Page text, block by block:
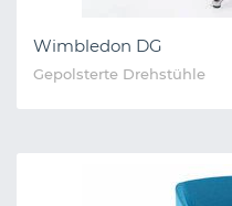
Wimbledon DG
Gepolsterte Drehstühle